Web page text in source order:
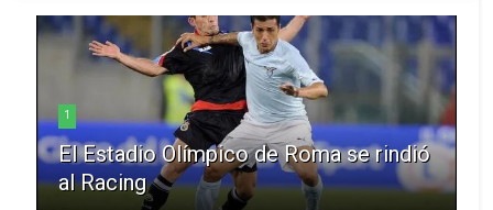
1
El Estadio Olímpico de Roma se rindió
al Racing